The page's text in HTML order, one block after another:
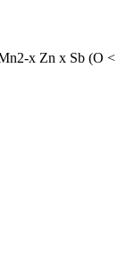
x Zn x Sb (O